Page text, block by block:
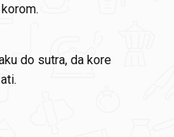
do sutra, da kore